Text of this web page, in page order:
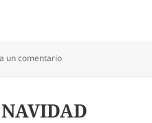
un comentarioen CONSEJOS PARA